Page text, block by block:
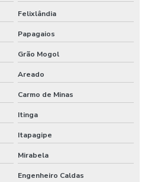
Felixlândia
Papagaios
Grão Mogol
Areado
Carmo de Minas
Itinga
Itapagipe
Mirabela
Engenheiro Caldas